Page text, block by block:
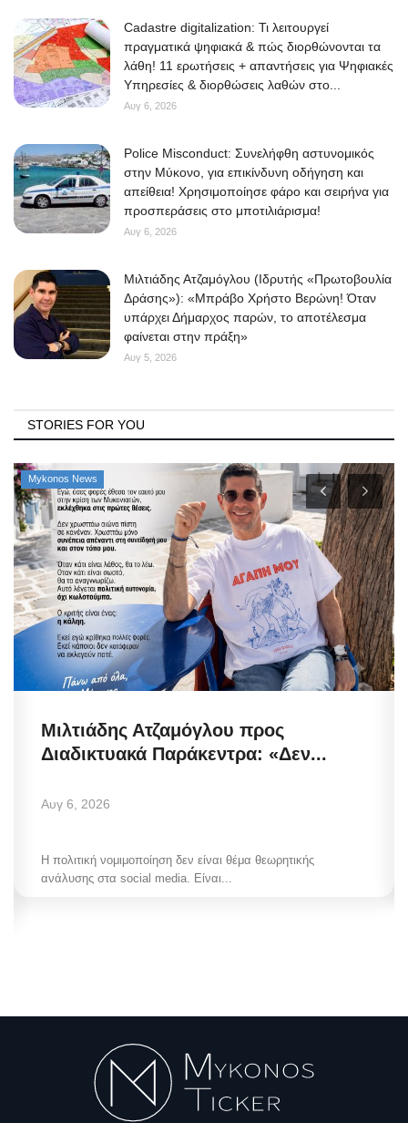
Cadastre digitalization: Τι λειτουργεί
πραγματικά ψηφιακά & πώς διορθώνονται τα
λάθη! 11 ερωτήσεις + απαντήσεις για Ψηφιακές
Υπηρεσίες & διορθώσεις λαθών στο...
Αυγ 6, 2026
Police Misconduct: Συνελήφθη αστυνομικός
στην Μύκονο, για επικίνδυνη οδήγηση και
απείθεια! Χρησιμοποίησε φάρο και σειρήνα για
προσπεράσεις στο μποτιλιάρισμα!
Αυγ 6, 2026
Μιλτιάδης Ατζαμόγλου (Ιδρυτής «Πρωτοβουλία
Δράσης»): «Μπράβο Χρήστο Βερώνη! Όταν
υπάρχει Δήμαρχος παρών, το αποτέλεσμα
φαίνεται στην πράξη»
Αυγ 5, 2026
STORIES FOR YOU
Mykonos News
Μιλτιάδης Ατζαμόγλου προς
Διαδικτυακά Παράκεντρα: «Δεν...
Αυγ 6, 2026
Η πολιτική νομιμοποίηση δεν είναι θέμα θεωρητικής
ανάλυσης στα social media. Είναι...